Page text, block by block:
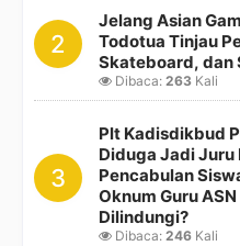
2
Jelang Asian
Todotua Tinjau
Skateboard, dan
Dibaca:263 Kali
3
Plt Kadisdikbud
Diduga Jadi Juru
Pencabulan
Oknum Guru
Dilindungi?
Dibaca:246 Kali